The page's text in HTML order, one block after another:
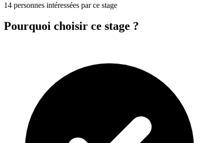
14 personnes intéressées par ce stage
Pourquoi choisir ce stage ?